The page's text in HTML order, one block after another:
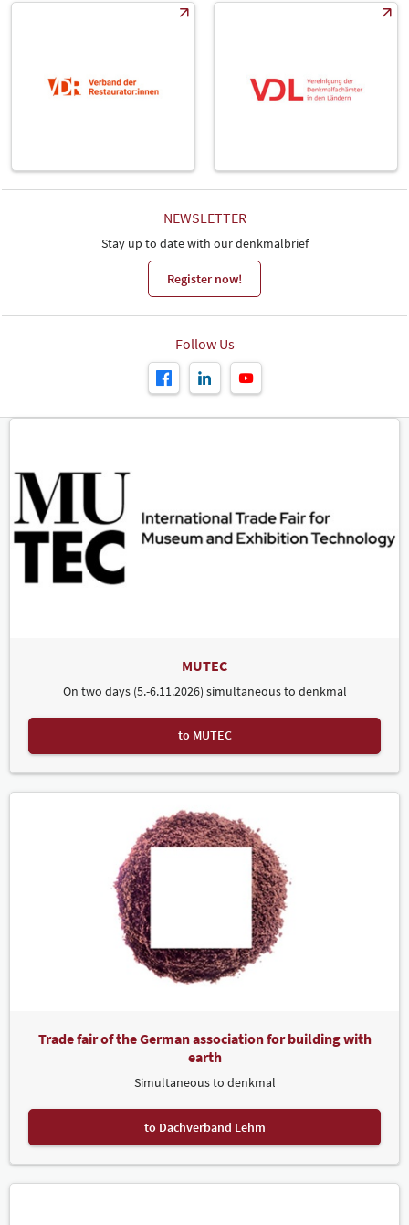
NEWSLETTER
Stay up to date with our denkmalbrief
Register now!
Follow Us
MUTEC
On two days (5.-6.11.2026) simultaneous to denkmal
to MUTEC
Trade fair of the German association for building with
earth
Simultaneous to denkmal
to Dachverband Lehm